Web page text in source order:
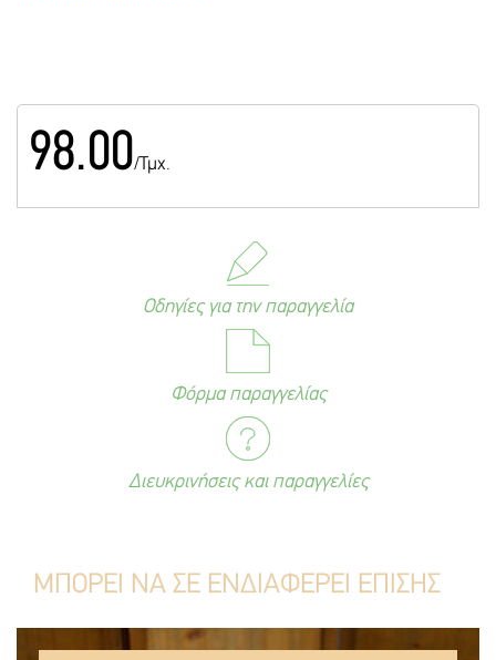
98.00/Τμχ.
Οδηγίες για την παραγγελία
Φόρμα παραγγελίας
Διευκρινήσεις και παραγγελίες
ΜΠΟΡΕΙ ΝΑ ΣΕ ΕΝΔΙΑΦΕΡΕΙ ΕΠΙΣΗΣ